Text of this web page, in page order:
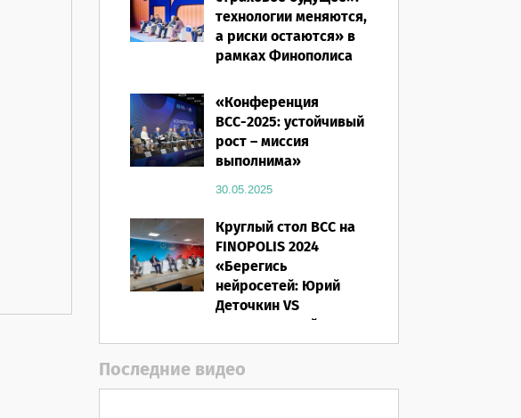
технологии меняются,
а риски остаются» в
рамках Финополиса
16.03.2026
«Конференция
ВСС-2025: устойчивый
рост – миссия
выполнима»
30.05.2025
Круглый стол ВСС на
FINOPOLIS 2024
«Берегись
нейросетей: Юрий
Деточкин VS
искусственный
интеллект»
12.11.2024
Последние видео